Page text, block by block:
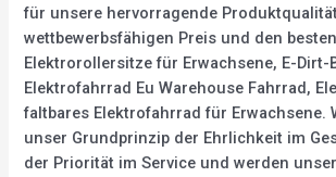
für unsere hervorragende
wettbewerbsfähigen Preis und den
Elektrorollersitze für Erwachsene, E-Dirt-
Elektrofahrrad Eu Warehouse Fahrrad,
faltbares Elektrofahrrad für Erwachsene.
unser Grundprinzip der Ehrlichkeit im
der Priorität im Service und werden